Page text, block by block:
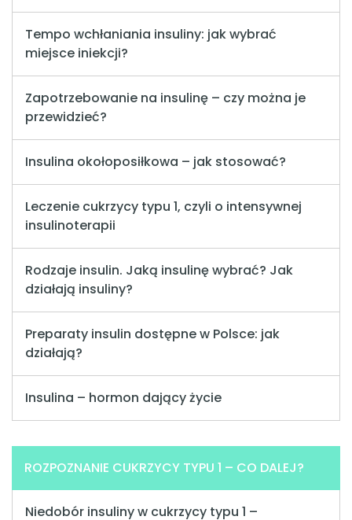
Tempo wchłaniania insuliny: jak wybrać
miejsce iniekcji?
Zapotrzebowanie na insulinę – czy można je
przewidzieć?
Insulina okołoposiłkowa – jak stosować?
Leczenie cukrzycy typu 1, czyli o intensywnej
insulinoterapii
Rodzaje insulin. Jaką insulinę wybrać? Jak
działają insuliny?
Preparaty insulin dostępne w Polsce: jak
działają?
Insulina – hormon dający życie
ROZPOZNANIE CUKRZYCY TYPU 1 – CO DALEJ?
Niedobór insuliny w cukrzycy typu 1 –